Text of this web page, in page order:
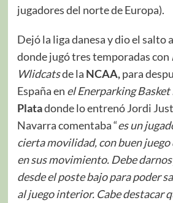
jugadores del norte de Europa).
Dejó la liga danesa y dio el salto
donde jugó tres temporadas con
Wlidcatsde la NCAA,para
España en el Enerparking
Platadonde lo entrenó Jordi
Navarra comentaba “es un
cierta movilidad, con buen juego
en sus movimiento. Debe
desde el poste bajo para poder
al juego interior. Cabe destacar